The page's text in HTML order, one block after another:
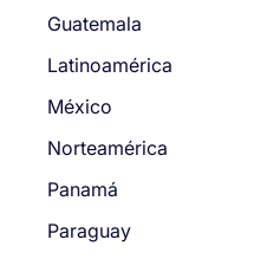
Guatemala
Latinoamérica
México
Norteamérica
Panamá
Paraguay